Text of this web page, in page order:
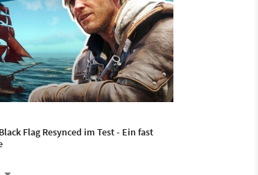
Flag Resynced im Test - Ein fast